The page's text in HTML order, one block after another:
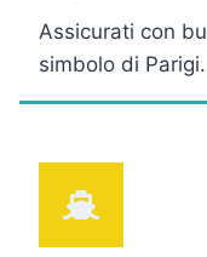
Assicurati con
simbolo di Parigi.